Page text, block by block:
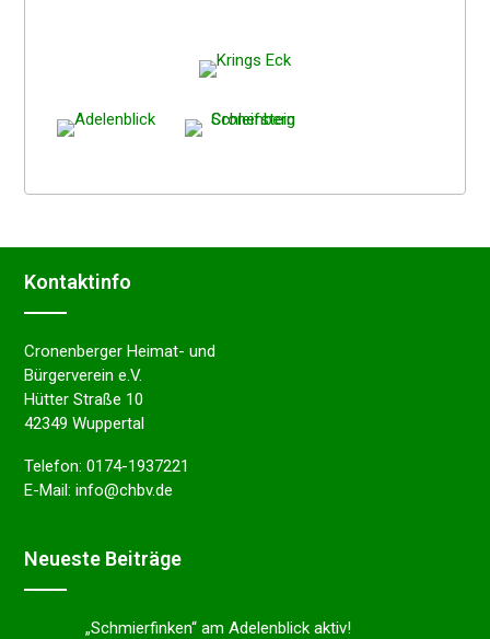
Kontakt­in­fo
Cronenberger Heimat- und
Bürgerverein e.V.
Hütter Straße 10
42349 Wuppertal
Telefon: 0174-1937221
E-Mail: info@chbv.de
Neues­te Beiträge
„Schmier­fin­ken“ am Adelen­blick aktiv!